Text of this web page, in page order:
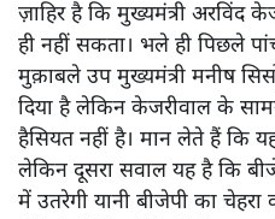
ज़ाहिर है कि मुख्यमंत्री अरविंद
ही नहीं सकता। भले ही पिछले
मुक़ाबले उप मुख्यमंत्री मनीष
दिया है लेकिन केजरीवाल के
हैसियत नहीं है। मान लेते हैं कि
लेकिन दूसरा सवाल यह है कि
में उतरेगी यानी बीजेपी का